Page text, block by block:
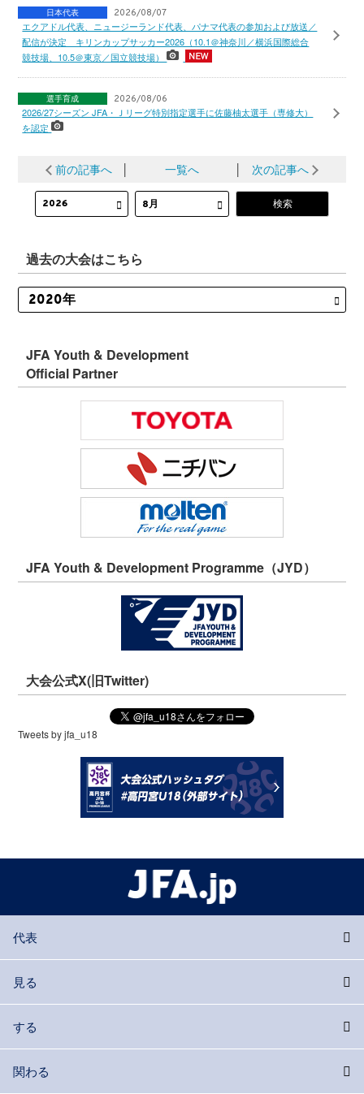
日本代表 2026/08/07
エクアドル代表、ニュージーランド代表、パナマ代表の参加および放送／
配信が決定 キリンカップサッカー2026（10.1＠神奈川／横浜国際総合
競技場、10.5＠東京／国立競技場）
選手育成 2026/08/06
2026/27シーズン JFA・Ｊリーグ特別指定選手に佐藤柚太選手（専修大）
を認定
前の記事へ 一覧へ 次の記事へ
過去の大会はこちら
JFA Youth & Development
Official Partner
JFA Youth & Development Programme（JYD）
大会公式X(旧Twitter)
Tweets by jfa_u18
代表
見る
する
関わる